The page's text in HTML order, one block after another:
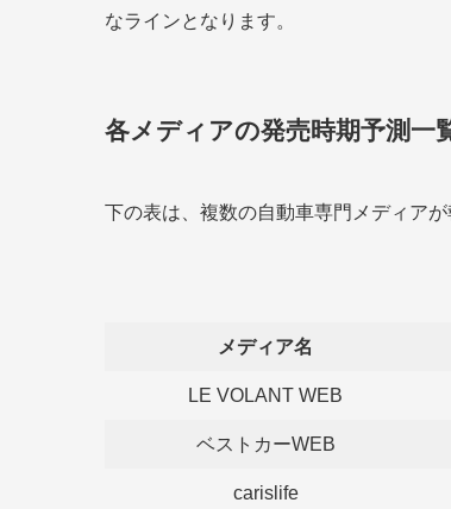
なラインとなります。
各メディアの発売時期予測一
下の表は、複数の自動車専門メディア
メディア名
LE VOLANT WEB
ベストカーWEB
carislife